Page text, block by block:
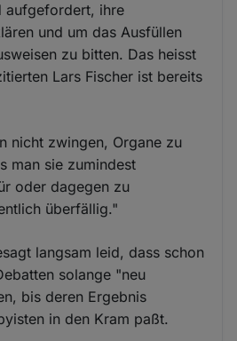
aufgefordert, ihre
und um das Ausfüllen
zu bitten. Das heisst
Lars Fischer ist bereits
nicht zwingen, Organe zu
man sie zumindest
oder dagegen zu
überfällig."
langsam leid, dass schon
solange "neu
bis deren Ergebnis
in den Kram paßt.